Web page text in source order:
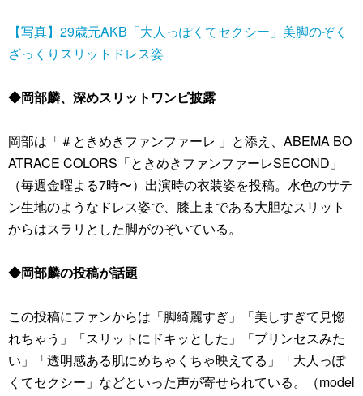
【写真】29歳元AKB「大人っぽくてセクシー」美脚のぞく
ざっくりスリットドレス姿
◆岡部麟、深めスリットワンピ披露
岡部は「＃ときめきファンファーレ 」と添え、ABEMA BO
ATRACE COLORS「ときめきファンファーレSECOND」
（毎週金曜よる7時〜）出演時の衣装姿を投稿。水色のサテ
ン生地のようなドレス姿で、膝上まである大胆なスリット
からはスラリとした脚がのぞいている。
◆岡部麟の投稿が話題
この投稿にファンからは「脚綺麗すぎ」「美しすぎて見惚
れちゃう」「スリットにドキッとした」「プリンセスみた
い」「透明感ある肌にめちゃくちゃ映えてる」「大人っぽ
くてセクシー」などといった声が寄せられている。（model